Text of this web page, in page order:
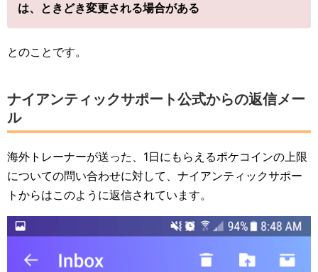
は、ときどき変更される場合がある
とのことです。
ナイアンティックサポート公式からの返信メー
ル
海外トレーナーが送った、1日にもらえるポケコインの上限
についての問い合わせに対して、ナイアンティックサポー
トからはこのように返信されています。